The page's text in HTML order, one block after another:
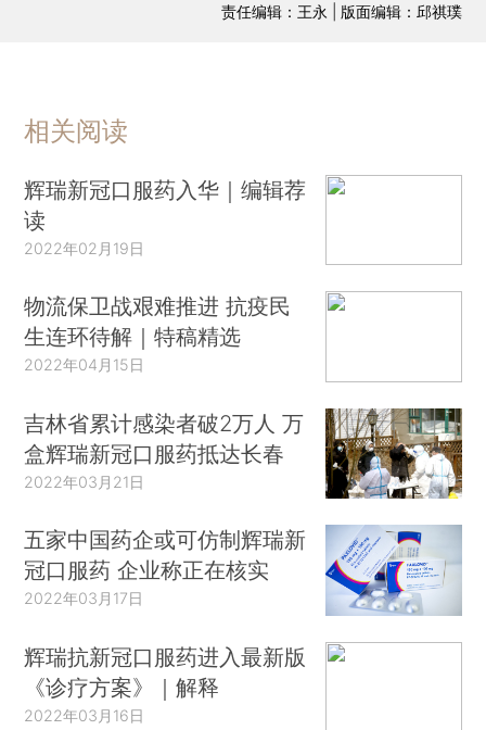
责任编辑：王永 | 版面编辑：邱祺璞
相关阅读
辉瑞新冠口服药入华｜编辑荐
读
2022年02月19日
物流保卫战艰难推进 抗疫民
生连环待解｜特稿精选
2022年04月15日
吉林省累计感染者破2万人 万
盒辉瑞新冠口服药抵达长春
2022年03月21日
五家中国药企或可仿制辉瑞新
冠口服药 企业称正在核实
2022年03月17日
辉瑞抗新冠口服药进入最新版
《诊疗方案》｜解释
2022年03月16日